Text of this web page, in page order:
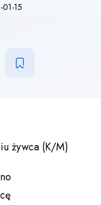
15
żywca (K/M)